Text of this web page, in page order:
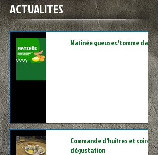
ACTUALITES
Matinée gueuses/tomme daubée
Commande d'huîtres et soirée
dégustation